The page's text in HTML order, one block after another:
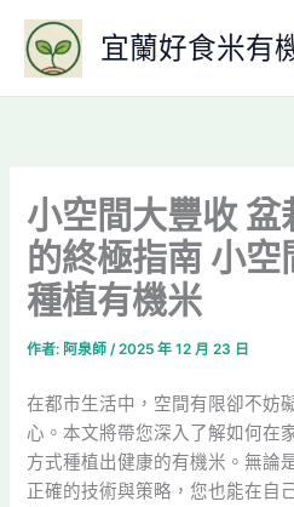
要
宜蘭好食米有
小空間大豐收
的終極指南 小
種植有機米
作者: 阿泉師/2025 年 12 月 23 日
在都市生活中，空間有限卻不妨
心。本文將帶您深入了解如何在
方式種植出健康的有機米。無論
正確的技術與策略，您也能在自